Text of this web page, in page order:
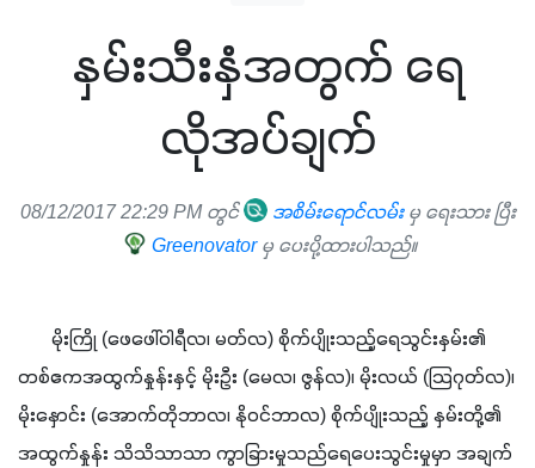
နှမ်းသီးနှံအတွက် ရေ
လိုအပ်ချက်
08/12/2017 22:29 PM တွင် အစိမ်းရောင်လမ်းမှ ရေးသား ပြီး
Greenovator မှ ပေးပို့ထားပါသည်။
မိုးကြို (ဖေဖေါ်ဝါရီလ၊ မတ်လ) စိုက်ပျိုးသည့်ရေသွင်းနှမ်း၏
တစ်ဧကအထွက်နှုန်းနှင့် မိုးဦး (မေလ၊ ဇွန်လ)၊ မိုးလယ် (သြဂုတ်လ)၊
မိုးနှောင်း (အောက်တိုဘာလ၊ နိုဝင်ဘာလ) စိုက်ပျိုးသည့် နှမ်းတို့၏
အထွက်နှုန်း သိသိသာသာ ကွာခြားမှုသည်ရေပေးသွင်းမှုမှာ အချက်